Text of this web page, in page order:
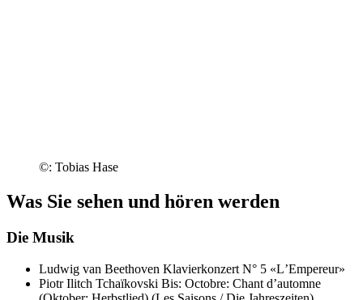
©: Tobias Hase
Was Sie sehen und hören werden
Die Musik
Ludwig van Beethoven Klavierkonzert N° 5 «LʼEmpereur»
Piotr Ilitch Tchaïkovski Bis: Octobre: Chant d’automne